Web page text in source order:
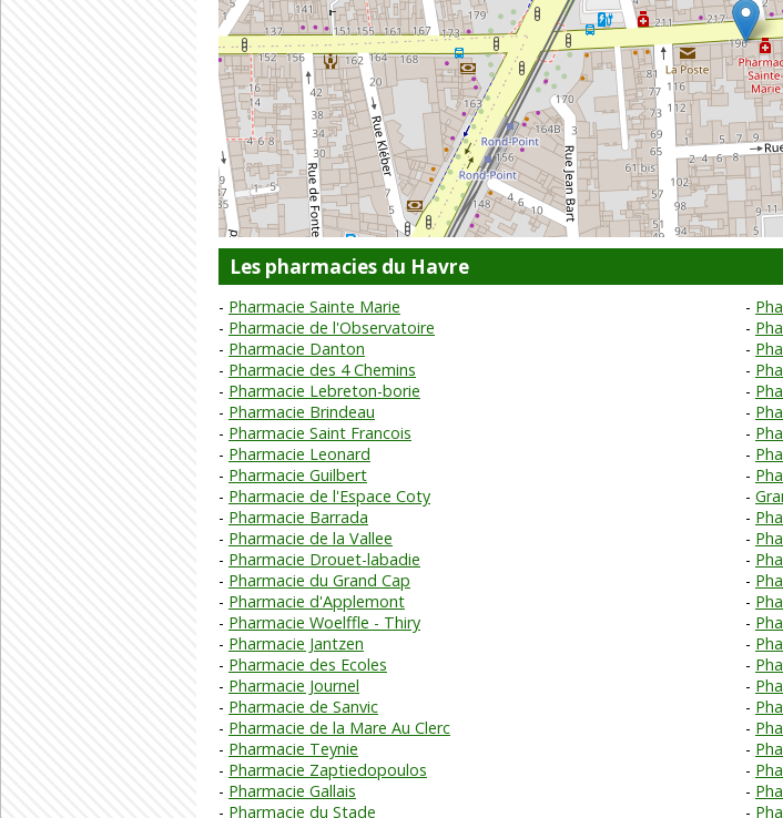
Les pharmacies du Havre
Pharmacie Sainte Marie
Pharmacie de l'Observatoire
Pharmacie Danton
Pharmacie des 4 Chemins
Pharmacie Lebreton-borie
Pharmacie Brindeau
Pharmacie Saint Francois
Pharmacie Leonard
Pharmacie Guilbert
Pharmacie de l'Espace Coty
Pharmacie Barrada
Pharmacie de la Vallee
Pharmacie Drouet-labadie
Pharmacie du Grand Cap
Pharmacie d'Applemont
Pharmacie Woelffle - Thiry
Pharmacie Jantzen
Pharmacie des Ecoles
Pharmacie Journel
Pharmacie de Sanvic
Pharmacie de la Mare Au Clerc
Pharmacie Teynie
Pharmacie Zaptiedopoulos
Pharmacie Gallais
Pharmacie du Stade